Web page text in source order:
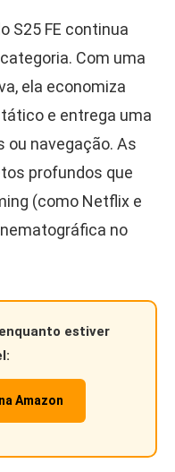
S25 FE continua
Com uma
ela economiza
e entrega uma
ou navegação. As
profundos que
(como Netflix e
no
estiver
Amazon